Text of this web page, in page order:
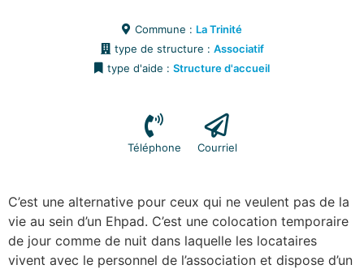
Commune : La Trinité
type de structure : Associatif
type d'aide : Structure d'accueil
Téléphone Courriel
C’est une alternative pour ceux qui ne veulent pas de la
vie au sein d’un Ehpad. C’est une colocation temporaire
de jour comme de nuit dans laquelle les locataires
vivent avec le personnel de l’association et dispose d’un